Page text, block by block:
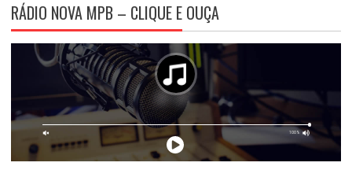
RÁDIO NOVA MPB – CLIQUE E OUÇA